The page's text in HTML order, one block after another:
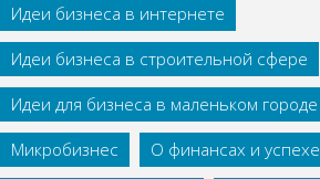
Идеи бизнеса в интернете
Идеи бизнеса в строительной сфере
Идеи для бизнеса в маленьком городе
Микробизнес
О финансах и успехе